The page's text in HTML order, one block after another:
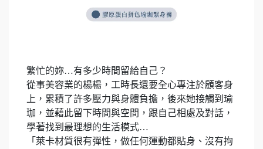
繁忙的妳…有多少時間留給自己？
從事美容業的楊楊，工時長還要全心專注於顧客身
上，累積了許多壓力與身體負擔，後來她接觸到瑜
珈，並藉此留下時間與空間，跟自己相處及對話，
學著找到最理想的生活模式…
「萊卡材質很有彈性，做任何運動都貼身、沒有拘